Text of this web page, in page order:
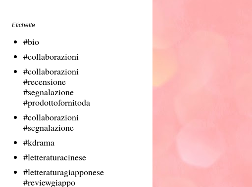
Etichette
#bio
#collaborazioni
#collaborazioni
#recensione
#segnalazione
#prodottofornitoda
#collaborazioni
#segnalazione
#kdrama
#letteraturacinese
#letteraturagiapponese
#reviewgiappo